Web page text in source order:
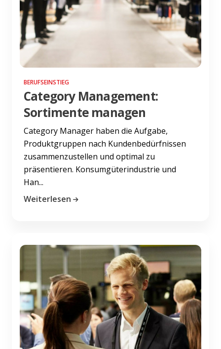
BERUFSEINSTIEG
Category Management:
Sortimente managen
Category Manager haben die Aufgabe,
Produktgruppen nach Kundenbedürfnissen
zusammenzustellen und optimal zu
präsentieren. Konsumgüterindustrie und
Han...
Weiterlesen